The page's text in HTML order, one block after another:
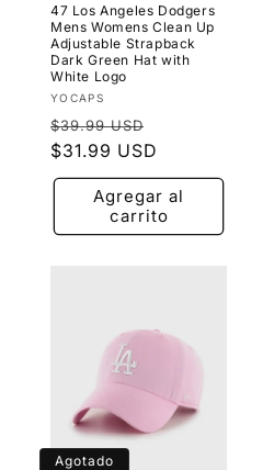
47 Los Angeles Dodgers
Mens Womens Clean Up
Adjustable Strapback
Dark Green Hat with
White Logo
Proveedor:
YOCAPS
Precio
habitual
$39.99 USD
de
oferta
$31.99 USD
Agregar al
carrito
Agotado